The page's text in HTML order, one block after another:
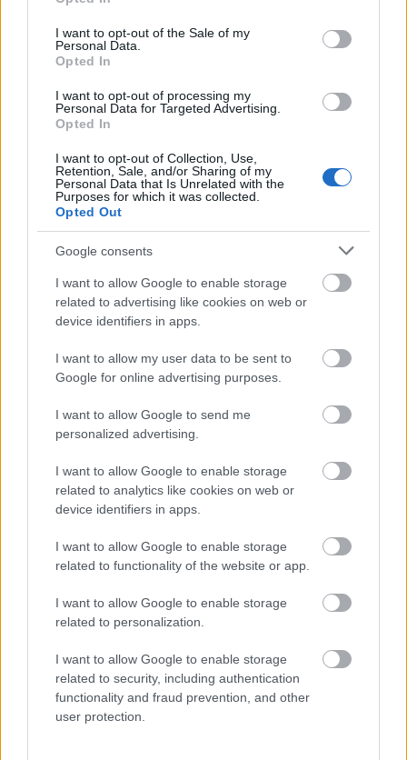
use your data for below specified purposes in below Google
consent section.
I want to opt-out of the Sale of my
Personal Data.
Opted In
I want to opt-out of processing my
Personal Data for Targeted Advertising.
Opted In
I want to opt-out of Collection, Use,
Retention, Sale, and/or Sharing of my
Personal Data that Is Unrelated with the
Purposes for which it was collected.
Opted Out
Google consents
I want to allow Google to enable storage
related to advertising like cookies on web or
device identifiers in apps.
I want to allow my user data to be sent to
Google for online advertising purposes.
I want to allow Google to send me
personalized advertising.
I want to allow Google to enable storage
related to analytics like cookies on web or
device identifiers in apps.
I want to allow Google to enable storage
related to functionality of the website or app.
I want to allow Google to enable storage
related to personalization.
I want to allow Google to enable storage
related to security, including authentication
functionality and fraud prevention, and other
user protection.